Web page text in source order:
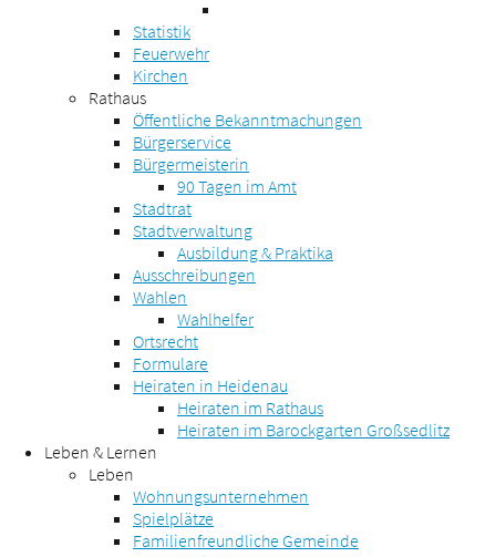
Statistik
Feuerwehr
Kirchen
Rathaus
Öffentliche Bekanntmachungen
Bürgerservice
Bürgermeisterin
90 Tagen im Amt
Stadtrat
Stadtverwaltung
Ausbildung & Praktika
Ausschreibungen
Wahlen
Wahlhelfer
Ortsrecht
Formulare
Heiraten in Heidenau
Heiraten im Rathaus
Heiraten im Barockgarten Großsedlitz
Leben & Lernen
Leben
Wohnungsunternehmen
Spielplätze
Familienfreundliche Gemeinde